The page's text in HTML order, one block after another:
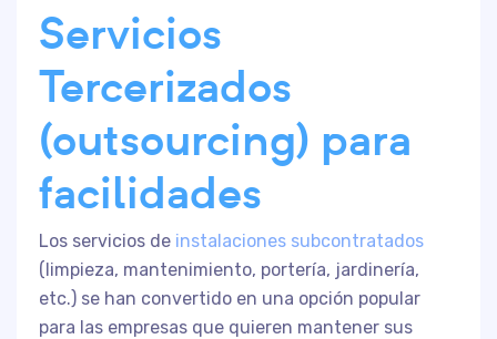
Servicios
Tercerizados
(outsourcing) para
facilidades
Los servicios de instalaciones subcontratados
(limpieza, mantenimiento, portería, jardinería,
etc.) se han convertido en una opción popular
para las empresas que quieren mantener sus